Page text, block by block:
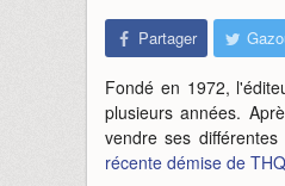
Partager
Fondé en 1972,
plusieurs années.
vendre ses
récente démise de THQ